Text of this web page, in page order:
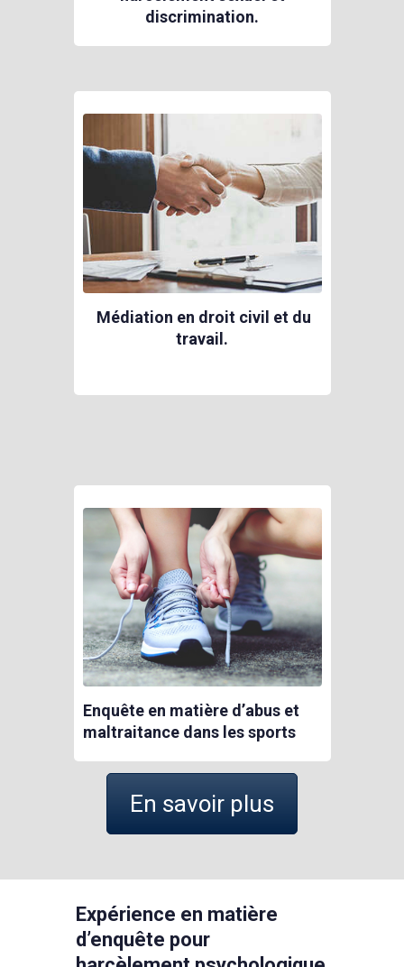
discrimination.
Médiation en droit civil et du
travail.
Enquête en matière d’abus et
maltraitance dans les sports
En savoir plus
Expérience en matière
d’enquête pour